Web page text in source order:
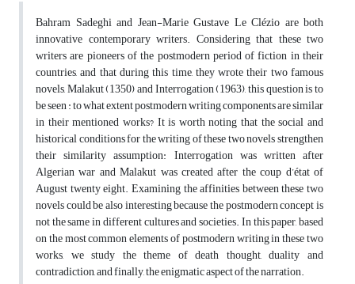
Bahram Sadeghi and Jean-Marie Gustave Le Clézio are both
innovative contemporary writers. Considering that these two
writers are pioneers of the postmodern period of fiction in their
countries, and that during this time, they wrote their two famous
novels, Malakut (1350) and Interrogation (1963), this question is to
be seen : to what extent postmodern writing components are similar
in their mentioned works? It is worth noting that the social and
historical conditions for the writing of these two novels strengthen
their similarity assumption: Interrogation was written after
Algerian war and Malakut was created after the coup d’état of
August twenty eight. Examining the affinities between these two
novels could be also interesting because the postmodern concept is
not the same in different cultures and societies. In this paper, based
on the most common elements of postmodern writing in these two
works, we study the theme of death thought, duality and
contradiction, and finally, the enigmatic aspect of the narration.